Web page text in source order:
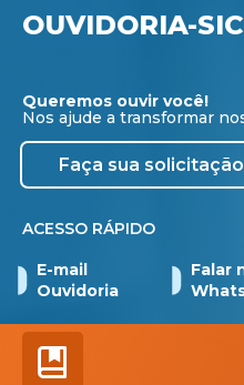
OUVIDORIA-SIC
Queremos ouvir você!
Nos ajude a transformar
Faça sua solicitação
ACESSO RÁPIDO
E-mail
Ouvidoria
Falar